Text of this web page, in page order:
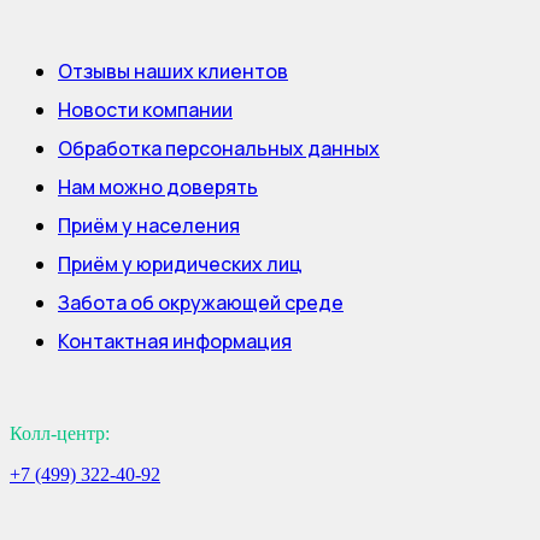
Отзывы наших клиентов
Новости компании
Обработка персональных данных
Нам можно доверять
Приём у населения
Приём у юридических лиц
Забота об окружающей среде
Контактная информация
Колл-центр:
+7 (499) 322-40-92